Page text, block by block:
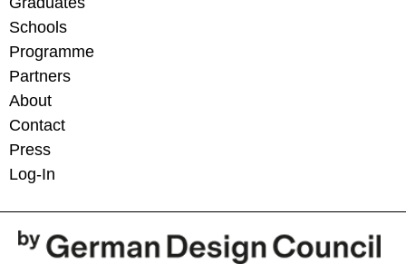
Schools
Programme
Partners
About
Contact
Press
Log-In